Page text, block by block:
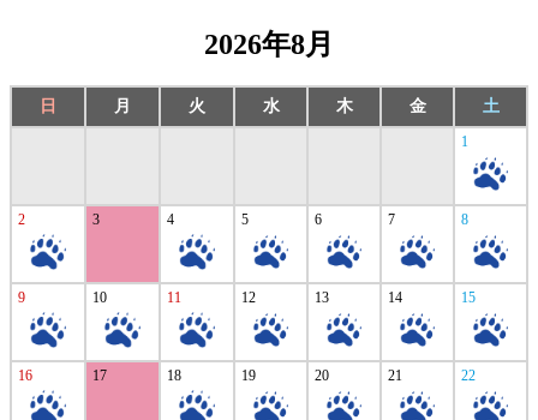
2026年8月
日 月 火 水 木 金 土
1
2 3 4 5 6 7 8
9 10 11 12 13 14 15
16 17 18 19 20 21 22